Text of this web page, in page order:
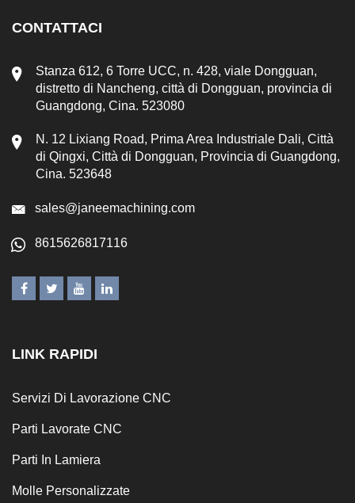
CONTATTACI
Stanza 612, 6 Torre UCC, n. 428, viale Dongguan,
distretto di Nancheng, città di Dongguan, provincia di
Guangdong, Cina. 523080
N. 12 Lixiang Road, Prima Area Industriale Dali, Città
di Qingxi, Città di Dongguan, Provincia di Guangdong,
Cina. 523648
sales@janeemachining.com
8615626817116
LINK RAPIDI
Servizi Di Lavorazione CNC
Parti Lavorate CNC
Parti In Lamiera
Molle Personalizzate